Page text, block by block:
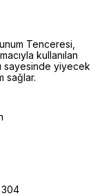
Tenceresi,
kullanılan
sayesinde yiyecek
sağlar.
304